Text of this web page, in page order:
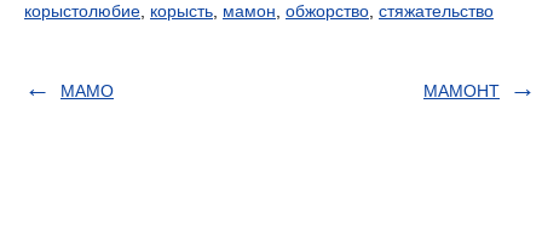
корыстолюбие корысть мамон обжорство стяжательство
МАМО МАМОНТ